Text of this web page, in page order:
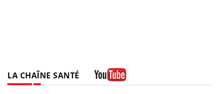
LA CHAÎNE SANTÉ